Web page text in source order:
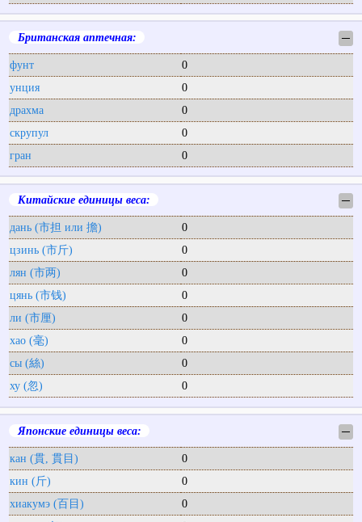
Британская аптечная: ─
фунт
0
унция
0
драхма
0
скрупул
0
гран
0
Китайские единицы веса: ─
дань (市担 или 擔)
0
цзинь (市斤)
0
лян (市两)
0
цянь (市钱)
0
ли (市厘)
0
хао (毫)
0
сы (絲)
0
ху (忽)
0
Японские единицы веса: ─
кан (貫, 貫目)
0
кин (斤)
0
хиакумэ (百目)
0